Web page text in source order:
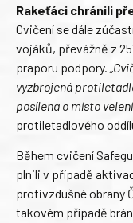
Rakeťáci chránili
Cvičení se dále
vojáků, převážně z
praporu podpory.
vyzbrojená
posílena o místo
protiletadlového
Během cvičení
plnili v případě
protivzdušné obrany
takovém případě